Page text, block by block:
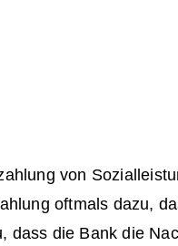
von
oftmals dazu,
dass die Bank die